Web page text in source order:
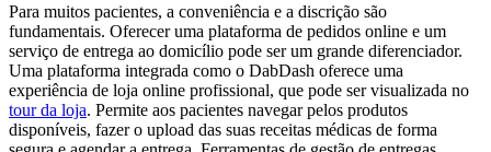
Para muitos pacientes, a conveniência e a discrição são
fundamentais. Oferecer uma plataforma de pedidos online e um
serviço de entrega ao domicílio pode ser um grande diferenciador.
Uma plataforma integrada como o DabDash oferece uma
experiência de loja online profissional, que pode ser visualizada no
tour da loja. Permite aos pacientes navegar pelos produtos
disponíveis, fazer o upload das suas receitas médicas de forma